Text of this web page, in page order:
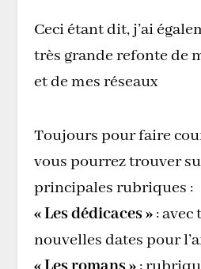
Ceci étant dit, j’ai
très grande refonte de
et de mes réseaux
Toujours pour faire
vous pourrez trouver
principales rubriques :
« Les dédicaces »: avec
nouvelles dates pour